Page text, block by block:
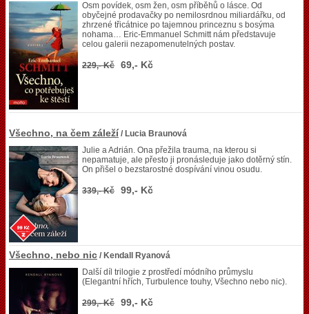
Osm povídek, osm žen, osm příběhů o lásce. Od
obyčejné prodavačky po nemilosrdnou miliardářku, od
zhrzené třicátnice po tajemnou princeznu s bosýma
nohama… Eric-Emmanuel Schmitt nám představuje
celou galerii nezapomenutelných postav.
229,- Kč 69,- Kč
Všechno, na čem záleží / Lucia Braunová
Julie a Adrián. Ona přežila trauma, na kterou si
nepamatuje, ale přesto ji pronásleduje jako dotěrný stín.
On přišel o bezstarostné dospívání vinou osudu.
339,- Kč 99,- Kč
Všechno, nebo nic / Kendall Ryanová
Další díl trilogie z prostředí módního průmyslu
(Elegantní hřích, Turbulence touhy, Všechno nebo nic).
299,- Kč 99,- Kč